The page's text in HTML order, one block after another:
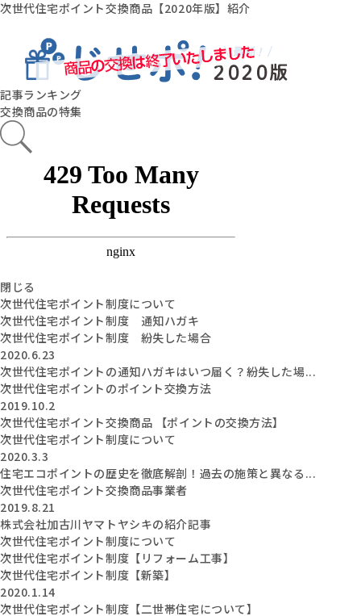
次世代住宅ポイント交換商品【2020年版】紹介
記事ランキング
交換商品の特集
閉じる
次世代住宅ポイント制度について
次世代住宅ポイント制度 通知ハガキ
次世代住宅ポイント制度 紛失した場合
2020.6.23
次世代住宅ポイントの通知ハガキはいつ届く？紛失した場...
次世代住宅ポイントのポイント交換方法
2019.10.2
次世代住宅ポイント交換商品 【ポイントの交換方法】
次世代住宅ポイント制度について
2020.3.3
住宅エコポイントの歴史を徹底解剖！過去の施策と異なる...
次世代住宅ポイント交換商品事業者
2019.8.21
株式会社加古川ヤマトヤシキの紹介記事
次世代住宅ポイント制度について
次世代住宅ポイント制度【リフォーム工事】
次世代住宅ポイント制度【新築】
2020.1.14
次世代住宅ポイント制度【二世帯住宅について】